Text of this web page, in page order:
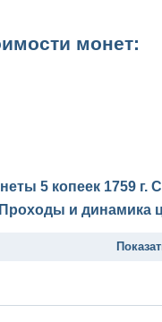
монет:
5 копеек 1759 г.
Проходы и динамика